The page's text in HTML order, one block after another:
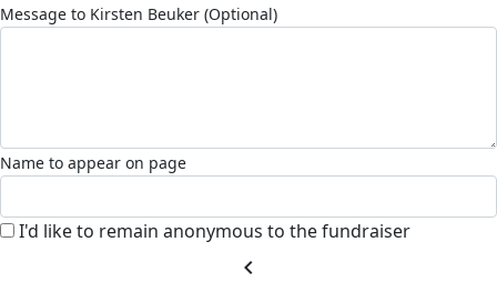
Message to Kirsten Beuker (Optional)
Name to appear on page
I'd like to remain anonymous to the fundraiser
chevron_left